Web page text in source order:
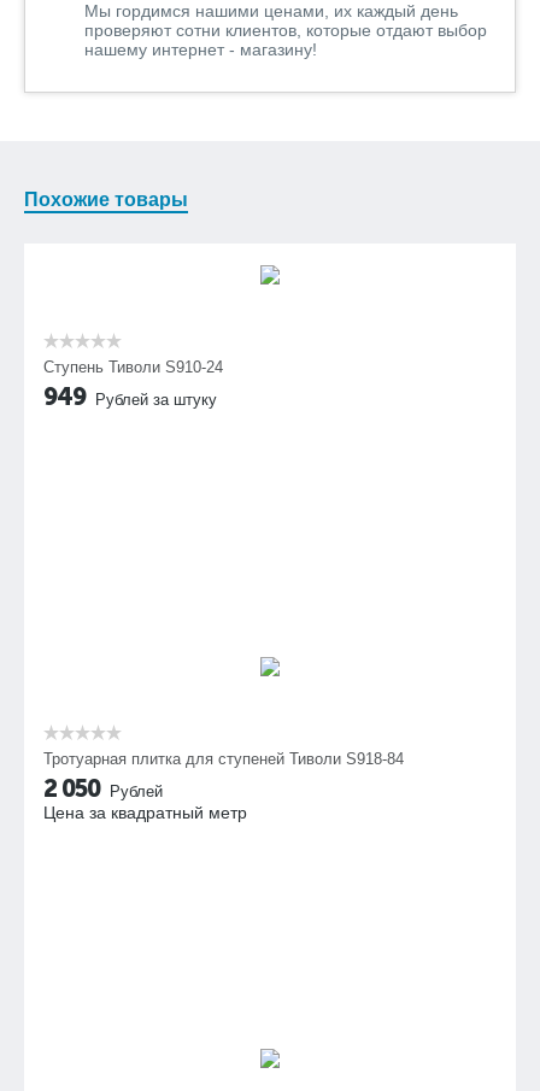
Мы гордимся нашими ценами, их каждый день
проверяют сотни клиентов, которые отдают выбор
нашему интернет - магазину!
Похожие товары
Ступень Тиволи S910-24
949 Рублей за штуку
Тротуарная плитка для ступеней Тиволи S918-84
2 050 Рублей
Цена за квадратный метр